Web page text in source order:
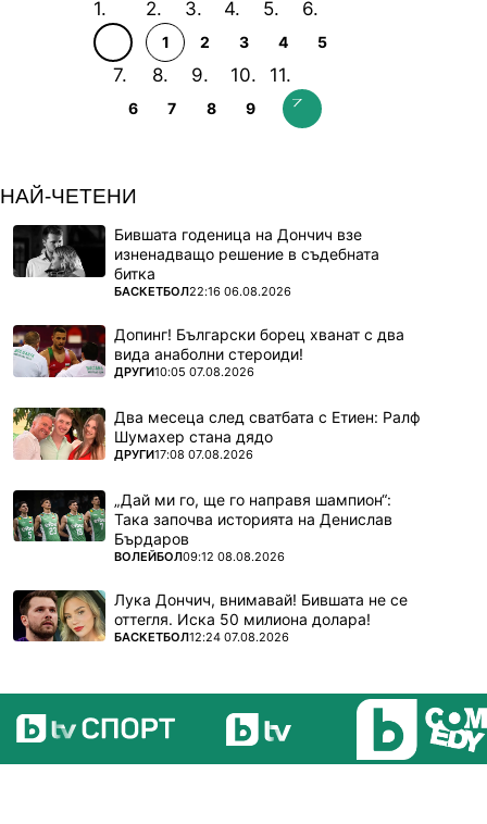
1 2 3 4 5
6 7 8 9
НАЙ-ЧЕТЕНИ
Бившата годеница на Дончич взе
изненадващо решение в съдебната
битка
ПОВЕЧЕ ОТ
БАСКЕТБОЛ22:16 06.08.2026
Допинг! Български борец хванат с два
вида анаболни стероиди!
ПОВЕЧЕ ОТ
ДРУГИ10:05 07.08.2026
Два месеца след сватбата с Етиен: Ралф
Шумахер стана дядо
ПОВЕЧЕ ОТ
ДРУГИ17:08 07.08.2026
„Дай ми го, ще го направя шампион“:
Така започва историята на Денислав
Бърдаров
ПОВЕЧЕ ОТ
ВОЛЕЙБОЛ09:12 08.08.2026
Лука Дончич, внимавай! Бившата не се
оттегля. Иска 50 милиона долара!
ПОВЕЧЕ ОТ
БАСКЕТБОЛ12:24 07.08.2026